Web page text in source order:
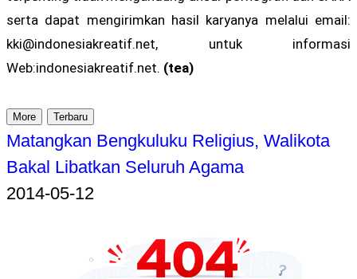
serta dapat mengirimkan hasil karyanya melalui email:
kki@indonesiakreatif.net, untuk informasi
Web:indonesiakreatif.net. (tea)
More Terbaru
Matangkan Bengkuluku Religius, Walikota
Bakal Libatkan Seluruh Agama
2014-05-12